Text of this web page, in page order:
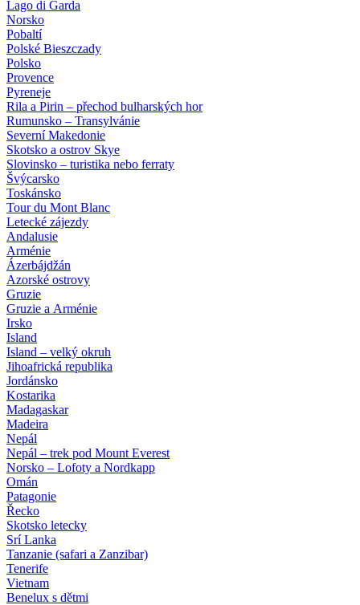
Lago di Garda
Norsko
Pobaltí
Polské Bieszczady
Polsko
Provence
Pyreneje
Rila a Pirin – přechod bulharských hor
Rumunsko – Transylvánie
Severní Makedonie
Skotsko a ostrov Skye
Slovinsko – turistika nebo ferraty
Švýcarsko
Toskánsko
Tour du Mont Blanc
Letecké zájezdy
Andalusie
Arménie
Ázerbájdžán
Azorské ostrovy
Gruzie
Gruzie a Arménie
Irsko
Island
Island – velký okruh
Jihoafrická republika
Jordánsko
Kostarika
Madagaskar
Madeira
Nepál
Nepál – trek pod Mount Everest
Norsko – Lofoty a Nordkapp
Omán
Patagonie
Řecko
Skotsko letecky
Srí Lanka
Tanzanie (safari a Zanzibar)
Tenerife
Vietnam
Benelux s dětmi